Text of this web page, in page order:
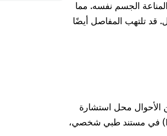
الجسم نفسه. مما
قد تلتهب المفاصل أيضًا
الأحوال محل استشارة
الطبيبة أو الطبيب. إذا وجدت كود التصنيف الدولي للأمراض (ICD) في مستند طبي شخصي،